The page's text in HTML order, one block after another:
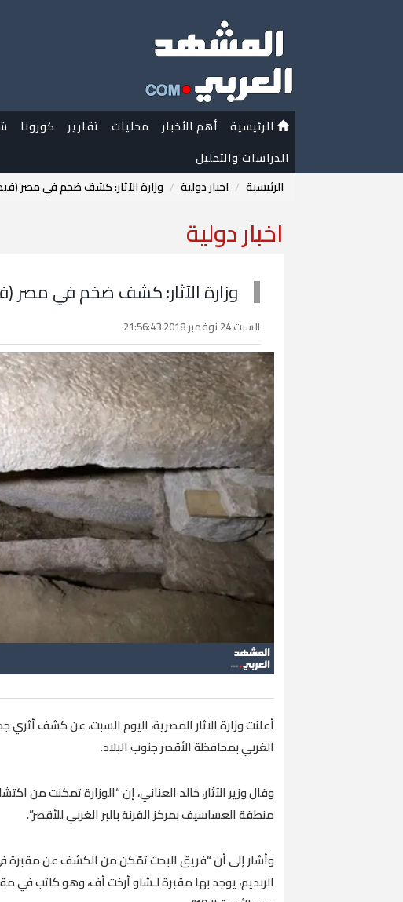
الرئيسية أهم الأخبار محليات تقارير كورونا
الدراسات والتحليل
الرئيسية
اخبار دولية وزارة الآثار: كشف ضخم في مصر
اخبار دولية
وزارة الآثار: كشف ضخم في مصر
السبت 24 نوفمبر 2018 21:56:43
أعلنت وزارة الآثار المصرية، اليوم السبت، عن كشف
الغربي بمحافظة الأقصر جنوب البلاد.
وقال وزير الآثار، خالد العناني، إن “الوزارة تمكنت من
منطقة العساسيف بمركز القرنة بالبر الغربي للأقصر”.
الربديم، يوجد بها مقبرة لـشاو أرخت أف، وهو كاتب في